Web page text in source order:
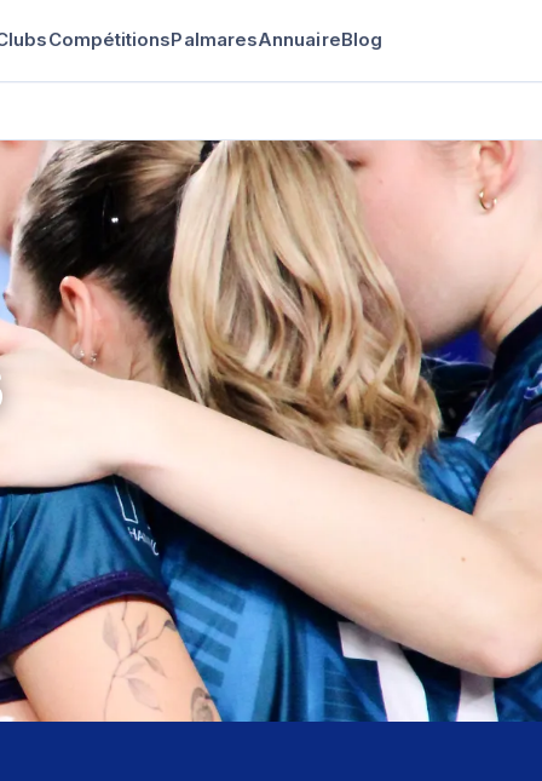
CompétitionsPalmaresAnnuaireBlog